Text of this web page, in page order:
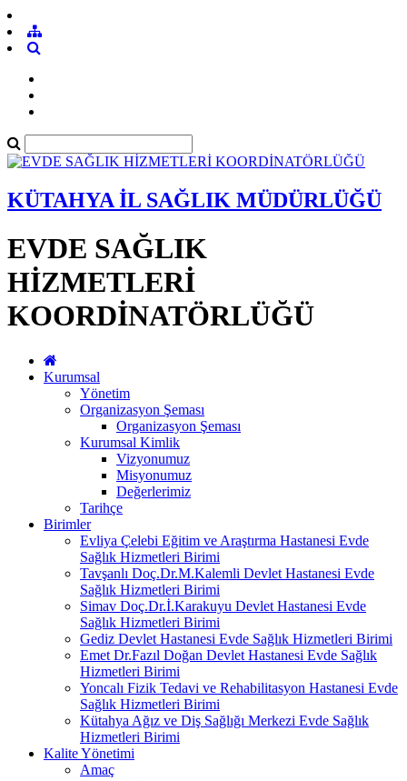
KÜTAHYA İL SAĞLIK MÜDÜRLÜĞÜ
EVDE SAĞLIK
HİZMETLERİ
KOORDİNATÖRLÜĞÜ
Kurumsal
Yönetim
Organizasyon Şeması
Organizasyon Şeması
Kurumsal Kimlik
Vizyonumuz
Misyonumuz
Değerlerimiz
Tarihçe
Birimler
Evliya Çelebi Eğitim ve Araştırma Hastanesi Evde
Sağlık Hizmetleri Birimi
Tavşanlı Doç.Dr.M.Kalemli Devlet Hastanesi Evde
Sağlık Hizmetleri Birimi
Simav Doç.Dr.İ.Karakuyu Devlet Hastanesi Evde
Sağlık Hizmetleri Birimi
Gediz Devlet Hastanesi Evde Sağlık Hizmetleri Birimi
Emet Dr.Fazıl Doğan Devlet Hastanesi Evde Sağlık
Hizmetleri Birimi
Yoncalı Fizik Tedavi ve Rehabilitasyon Hastanesi Evde
Sağlık Hizmetleri Birimi
Kütahya Ağız ve Diş Sağlığı Merkezi Evde Sağlık
Hizmetleri Birimi
Kalite Yönetimi
Amaç